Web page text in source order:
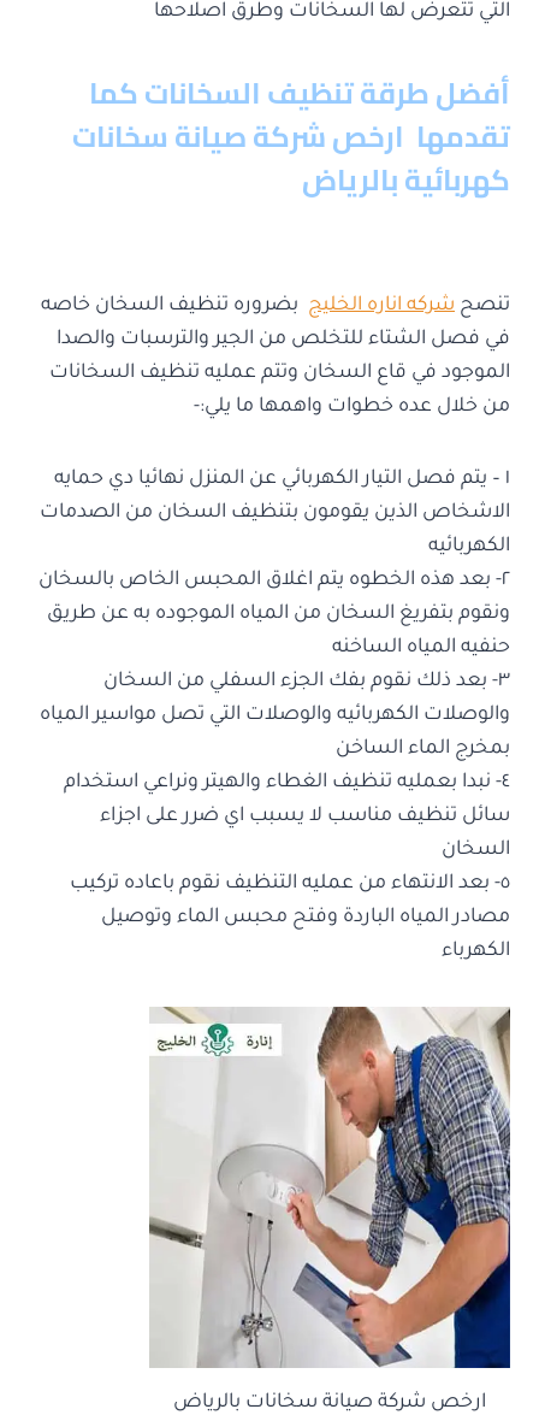
التي تتعرض لها السخانات وطرق اصلاحها
أفضل طرقة تنظيف السخانات كما
تقدمها ارخص شركة صيانة سخانات
كهربائية بالرياض
تنصح شركه اناره الخليج بضروره تنظيف السخان خاصه
في فصل الشتاء للتخلص من الجير والترسبات والصدا
الموجود في قاع السخان وتتم عمليه تنظيف السخانات
من خلال عده خطوات واهمها ما يلي:-
١ – يتم فصل التيار الكهربائي عن المنزل نهائيا دي حمايه
الاشخاص الذين يقومون بتنظيف السخان من الصدمات
الكهربائيه
٢- بعد هذه الخطوه يتم اغلاق المحبس الخاص بالسخان
ونقوم بتفريغ السخان من المياه الموجوده به عن طريق
حنفيه المياه الساخنه
٣- بعد ذلك نقوم بفك الجزء السفلي من السخان
والوصلات الكهربائيه والوصلات التي تصل مواسير المياه
بمخرج الماء الساخن
٤- نبدا بعمليه تنظيف الغطاء والهيتر ونراعي استخدام
سائل تنظيف مناسب لا يسبب اي ضرر على اجزاء
السخان
٥- بعد الانتهاء من عمليه التنظيف نقوم باعاده تركيب
مصادر المياه الباردة وفتح محبس الماء وتوصيل
الكهرباء
ارخص شركة صيانة سخانات بالرياض